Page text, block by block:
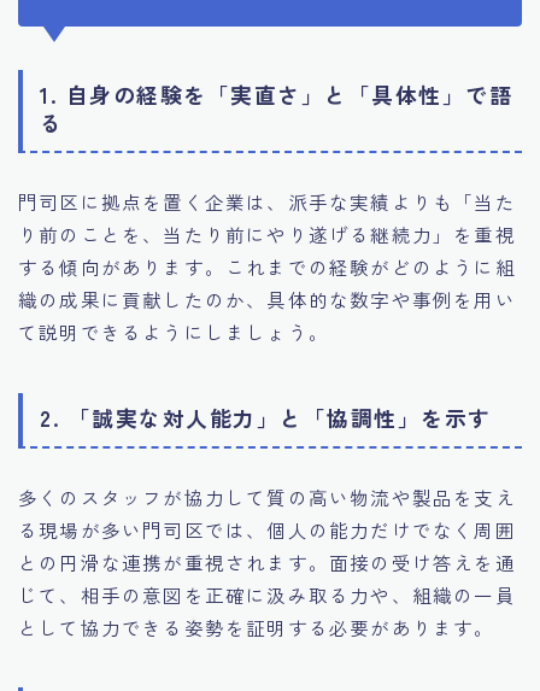
1. 自身の経験を「実直さ」と「具体性」で語
る
門司区に拠点を置く企業は、派手な実績よりも「当た
り前のことを、当たり前にやり遂げる継続力」を重視
する傾向があります。これまでの経験がどのように組
織の成果に貢献したのか、具体的な数字や事例を用い
て説明できるようにしましょう。
2. 「誠実な対人能力」と「協調性」を示す
多くのスタッフが協力して質の高い物流や製品を支え
る現場が多い門司区では、個人の能力だけでなく周囲
との円滑な連携が重視されます。面接の受け答えを通
じて、相手の意図を正確に汲み取る力や、組織の一員
として協力できる姿勢を証明する必要があります。